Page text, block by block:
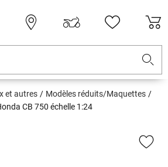
et autres
Modèles réduits/Maquettes
CB 750 échelle 1:24